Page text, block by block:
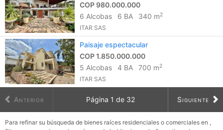
COP 980.000.000
6 Alcobas
6 BA 340 m2
ITAR SAS
Paisaje espectacular
COP 1.850.000.000
5 Alcobas
4 BA 700 m2
ITAR SAS
Anterior Página 1 de 32 Siguiente
Para refinar su búsqueda de bienes raíces residenciales o comerciales en ,